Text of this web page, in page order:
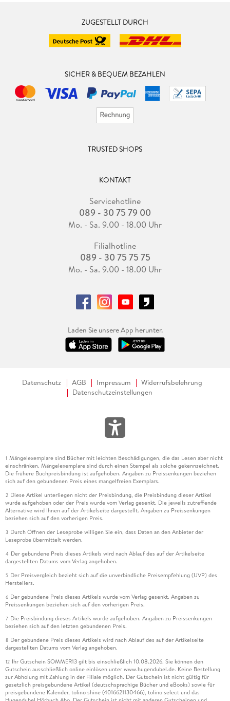
ZUGESTELLT DURCH
SICHER & BEQUEM BEZAHLEN
TRUSTED SHOPS
KONTAKT
Servicehotline
089 - 30 75 79 00
Mo. - Sa. 9.00 - 18.00 Uhr
Filialhotline
089 - 30 75 75 75
Mo. - Sa. 9.00 - 18.00 Uhr
Laden Sie unsere App herunter.
Datenschutz AGB Impressum
Widerrufsbelehrung
Datenschutzeinstellungen
1 Mängelexemplare sind Bücher mit leichten Beschädigungen, die das Lesen aber nicht
einschränken. Mängelexemplare sind durch einen Stempel als solche gekennzeichnet.
Die frühere Buchpreisbindung ist aufgehoben. Angaben zu Preissenkungen beziehen
sich auf den gebundenen Preis eines mangelfreien Exemplars.
2 Diese Artikel unterliegen nicht der Preisbindung, die Preisbindung dieser Artikel
wurde aufgehoben oder der Preis wurde vom Verlag gesenkt. Die jeweils zutreffende
Alternative wird Ihnen auf der Artikelseite dargestellt. Angaben zu Preissenkungen
beziehen sich auf den vorherigen Preis.
3 Durch Öffnen der Leseprobe willigen Sie ein, dass Daten an den Anbieter der
Leseprobe übermittelt werden.
4 Der gebundene Preis dieses Artikels wird nach Ablauf des auf der Artikelseite
dargestellten Datums vom Verlag angehoben.
5 Der Preisvergleich bezieht sich auf die unverbindliche Preisempfehlung (UVP) des
Herstellers.
6 Der gebundene Preis dieses Artikels wurde vom Verlag gesenkt. Angaben zu
Preissenkungen beziehen sich auf den vorherigen Preis.
7 Die Preisbindung dieses Artikels wurde aufgehoben. Angaben zu Preissenkungen
beziehen sich auf den letzten gebundenen Preis.
8 Der gebundene Preis dieses Artikels wird nach Ablauf des auf der Artikelseite
dargestellten Datums vom Verlag angehoben.
12 Ihr Gutschein SOMMER13 gilt bis einschließlich 10.08.2026. Sie können den
Gutschein ausschließlich online einlösen unter www.hugendubel.de. Keine Bestellung
zur Abholung mit Zahlung in der Filiale möglich. Der Gutschein ist nicht gültig für
gesetzlich preisgebundene Artikel (deutschsprachige Bücher und eBooks) sowie für
preisgebundene Kalender, tolino shine (4016621130466), tolino select und das